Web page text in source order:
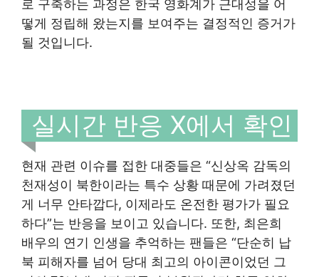
로 구축하는 과정은 한국 영화계가 근대성을 어
떻게 정립해 왔는지를 보여주는 결정적인 증거가
될 것입니다.
실시간 반응 X에서 확인
현재 관련 이슈를 접한 대중들은 “신상옥 감독의
천재성이 북한이라는 특수 상황 때문에 가려졌던
게 너무 안타깝다, 이제라도 온전한 평가가 필요
하다”는 반응을 보이고 있습니다. 또한, 최은희
배우의 연기 인생을 추억하는 팬들은 “단순히 납
북 피해자를 넘어 당대 최고의 아이콘이었던 그